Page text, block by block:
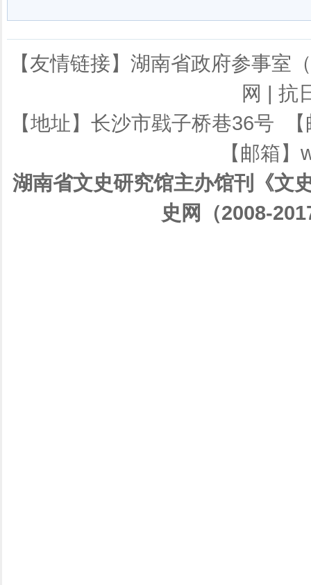
【友情链接】 湖南省政府参事室
网 | 抗
【地址】长沙市戥子桥巷36号
【邮箱
湖南省文史研究馆主办馆刊《文
史网（2008-